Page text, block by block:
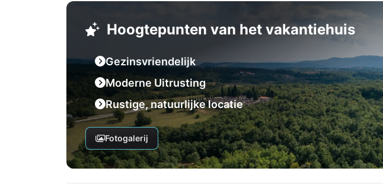
Hoogtepunten van het vakantiehuis
Gezinsvriendelijk
Moderne Uitrusting
Rustige, natuurlijke locatie
Fotogalerij